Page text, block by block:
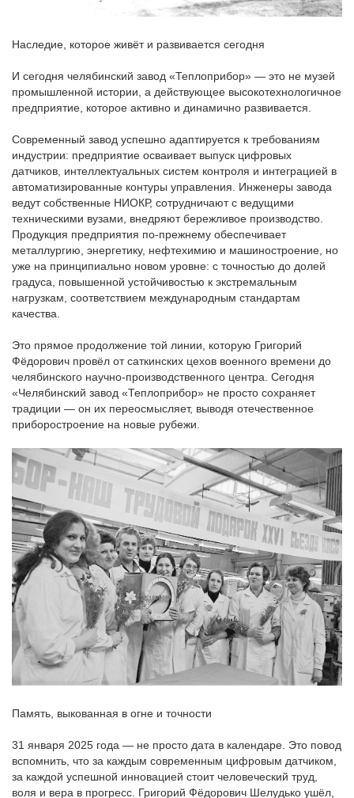
Наследие, которое живёт и развивается сегодня
И сегодня челябинский завод «Теплоприбор» — это не музей
промышленной истории, а действующее высокотехнологичное
предприятие, которое активно и динамично развивается.
Современный завод успешно адаптируется к требованиям
индустрии: предприятие осваивает выпуск цифровых
датчиков, интеллектуальных систем контроля и интеграцией в
автоматизированные контуры управления. Инженеры завода
ведут собственные НИОКР, сотрудничают с ведущими
техническими вузами, внедряют бережливое производство.
Продукция предприятия по-прежнему обеспечивает
металлургию, энергетику, нефтехимию и машиностроение, но
уже на принципиально новом уровне: с точностью до долей
градуса, повышенной устойчивостью к экстремальным
нагрузкам, соответствием международным стандартам
качества.
Это прямое продолжение той линии, которую Григорий
Фёдорович провёл от саткинских цехов военного времени до
челябинского научно-производственного центра. Сегодня
«Челябинский завод «Теплоприбор» не просто сохраняет
традиции — он их переосмысляет, выводя отечественное
приборостроение на новые рубежи.
Память, выкованная в огне и точности
31 января 2025 года — не просто дата в календаре. Это повод
вспомнить, что за каждым современным цифровым датчиком,
за каждой успешной инновацией стоит человеческий труд,
воля и вера в прогресс. Григорий Фёдорович Шелудько ушёл,